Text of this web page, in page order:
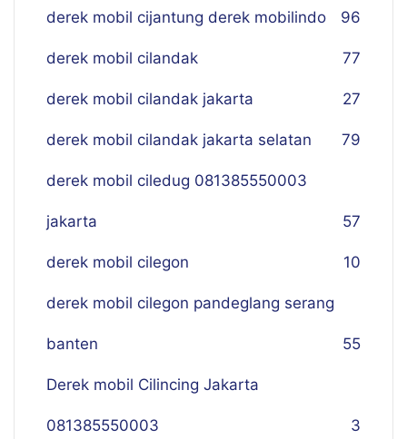
derek mobil cijantung derek mobilindo 96
derek mobil cilandak 77
derek mobil cilandak jakarta 27
derek mobil cilandak jakarta selatan 79
derek mobil ciledug 081385550003
jakarta 57
derek mobil cilegon 10
derek mobil cilegon pandeglang serang
banten 55
Derek mobil Cilincing Jakarta
081385550003 3